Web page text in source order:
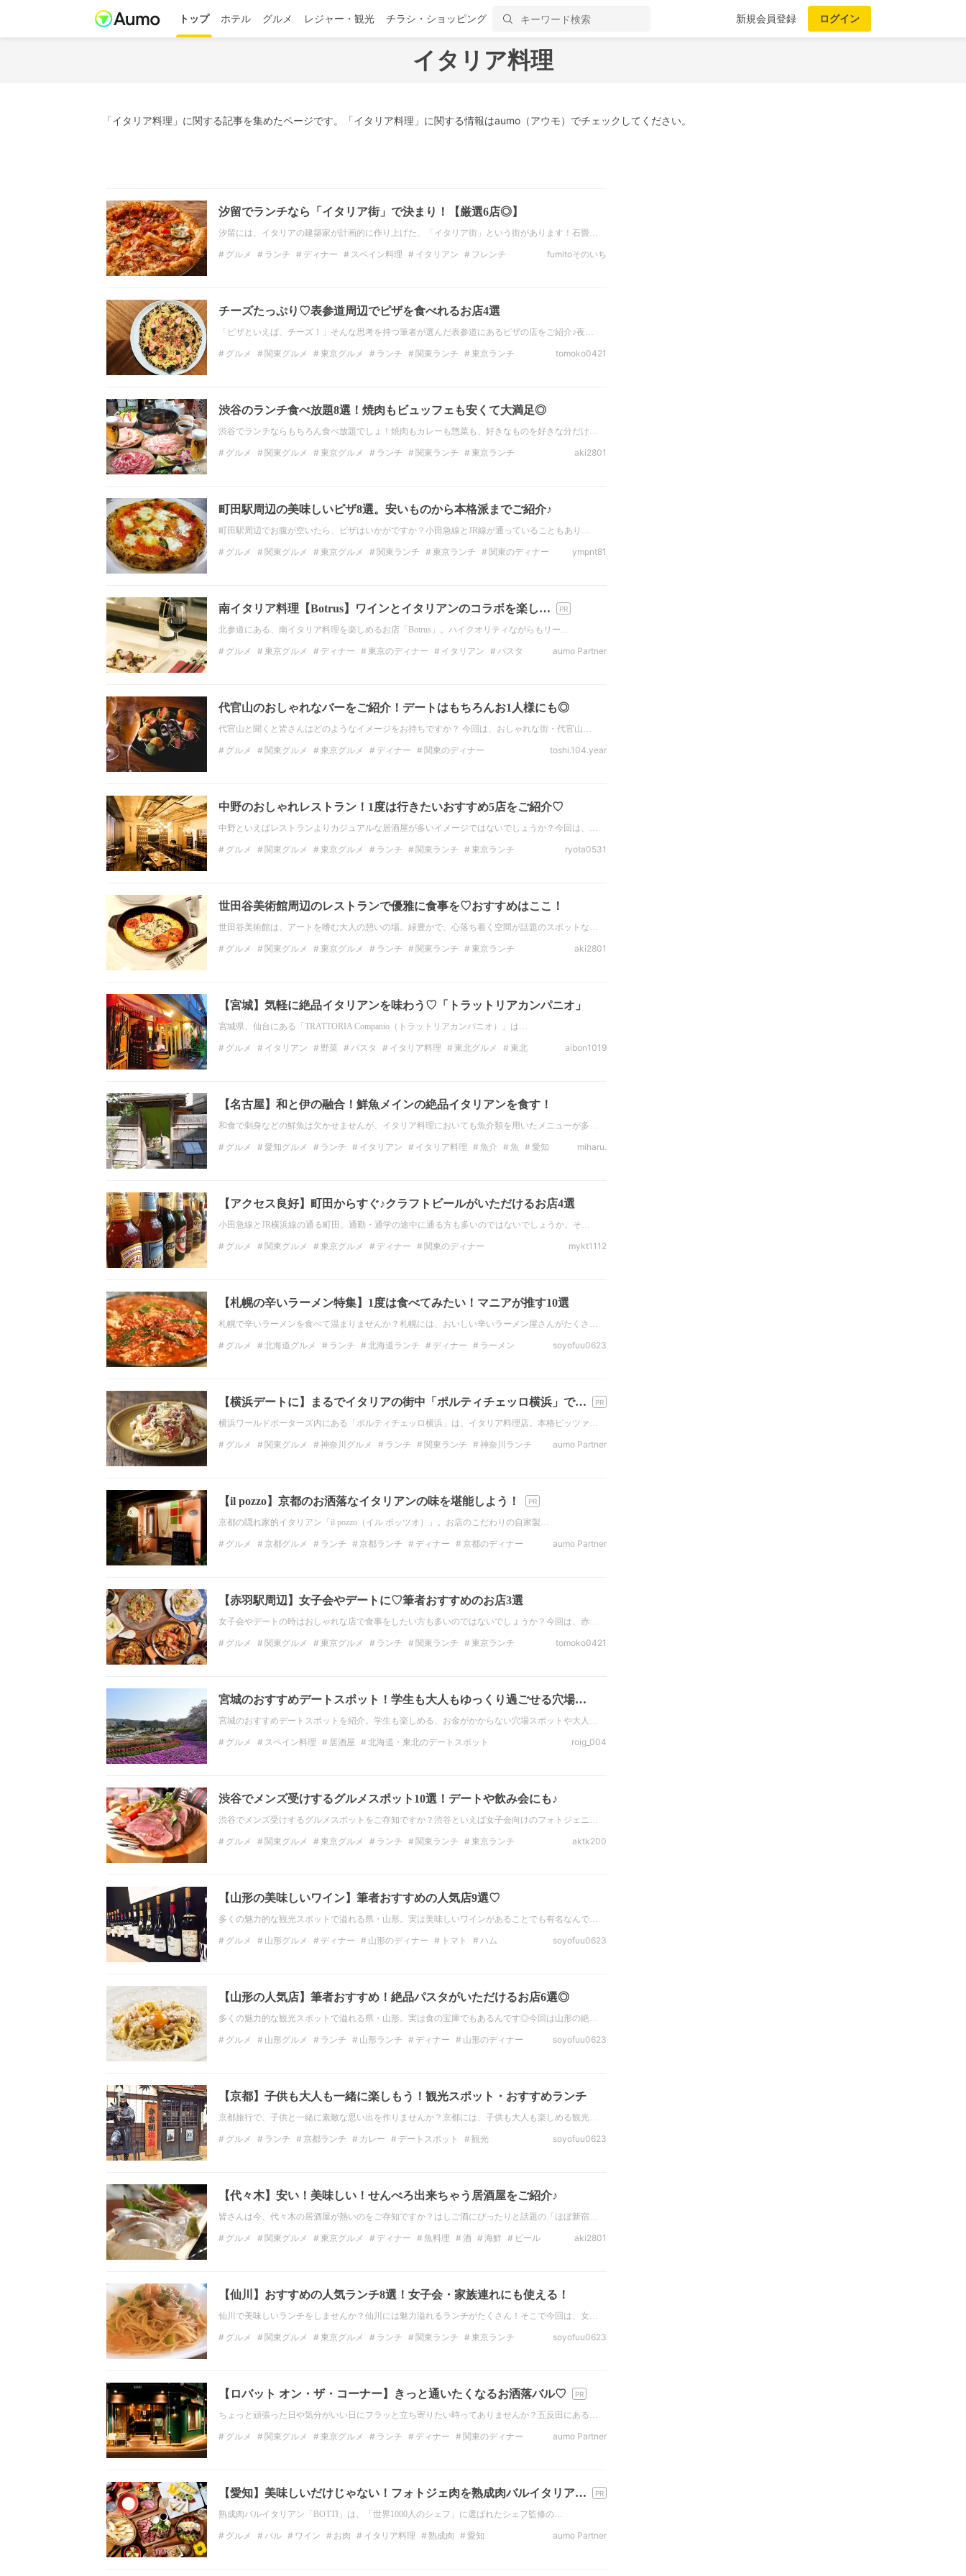
トップ ホテル グルメ レジャー・観光 チラシ・ショッピング 新規会員登録 ログイン
イタリア料理
「イタリア料理」に関する記事を集めたページです。「イタリア料理」に関する情報はaumo（アウモ）でチェックしてください。
汐留でランチなら「イタリア街」で決まり！【厳選6店◎】
汐留には、イタリアの建築家が計画的に作り上げた、「イタリア街」という街があります！石畳…
グルメ ランチ ディナー スペイン料理 イタリアン
フレンチ
fumitoそのいち
チーズたっぷり♡表参道周辺でピザを食べれるお店4選
「ピザといえば、チーズ！」そんな思考を持つ筆者が選んだ表参道にあるピザの店をご紹介♪夜…
グルメ 関東グルメ 東京グルメ ランチ 関東ランチ
東京ランチ
tomoko0421
渋谷のランチ食べ放題8選！焼肉もビュッフェも安くて大満足◎
渋谷でランチならもちろん食べ放題でしょ！焼肉もカレーも惣菜も、好きなものを好きな分だけ…
グルメ 関東グルメ 東京グルメ ランチ 関東ランチ
東京ランチ
aki2801
町田駅周辺の美味しいピザ8選。安いものから本格派までご紹介♪
町田駅周辺でお腹が空いたら、ピザはいかがですか？小田急線とJR線が通っていることもあり…
グルメ 関東グルメ 東京グルメ 関東ランチ 東京ランチ
関東のディナー
ympnt81
南イタリア料理【Botrus】ワインとイタリアンのコラボを楽し…
北参道にある、南イタリア料理を楽しめるお店「Botrus」。ハイクオリティながらもリー…
グルメ 東京グルメ ディナー 東京のディナー イタリアン
パスタ
aumo Partner
代官山のおしゃれなバーをご紹介！デートはもちろんお1人様にも◎
代官山と聞くと皆さんはどのようなイメージをお持ちですか？ 今回は、おしゃれな街・代官山…
グルメ 関東グルメ 東京グルメ ディナー
関東のディナー
toshi.104.year
中野のおしゃれレストラン！1度は行きたいおすすめ5店をご紹介♡
中野といえばレストランよりカジュアルな居酒屋が多いイメージではないでしょうか？今回は、…
グルメ 関東グルメ 東京グルメ ランチ 関東ランチ
東京ランチ
ryota0531
世田谷美術館周辺のレストランで優雅に食事を♡おすすめはここ！
世田谷美術館は、アートを嗜む大人の憩いの場。緑豊かで、心落ち着く空間が話題のスポットな…
グルメ 関東グルメ 東京グルメ ランチ 関東ランチ
東京ランチ
aki2801
【宮城】気軽に絶品イタリアンを味わう♡「トラットリアカンパニオ」
宮城県、仙台にある「TRATTORIA Companio（トラットリアカンパニオ）」は…
グルメ イタリアン 野菜 パスタ イタリア料理 東北グルメ
東北
aibon1019
【名古屋】和と伊の融合！鮮魚メインの絶品イタリアンを食す！
和食で刺身などの鮮魚は欠かせませんが、イタリア料理においても魚介類を用いたメニューが多…
グルメ 愛知グルメ ランチ イタリアン イタリア料理 魚介 魚
愛知
miharu.
【アクセス良好】町田からすぐ♪クラフトビールがいただけるお店4選
小田急線とJR横浜線の通る町田。通勤・通学の途中に通る方も多いのではないでしょうか。そ…
グルメ 関東グルメ 東京グルメ ディナー
関東のディナー
mykt1112
【札幌の辛いラーメン特集】1度は食べてみたい！マニアが推す10選
札幌で辛いラーメンを食べて温まりませんか？札幌には、おいしい辛いラーメン屋さんがたくさ…
グルメ 北海道グルメ ランチ 北海道ランチ ディナー
ラーメン
soyofuu0623
【横浜デートに】まるでイタリアの街中「ポルティチェッロ横浜」で…
横浜ワールドポーターズ内にある「ポルティチェッロ横浜」は、イタリア料理店。本格ピッツァ…
グルメ 関東グルメ 神奈川グルメ ランチ 関東ランチ
神奈川ランチ
aumo Partner
【il pozzo】京都のお洒落なイタリアンの味を堪能しよう！
京都の隠れ家的イタリアン「il pozzo（イル ポッツオ）」。お店のこだわりの自家製…
グルメ 京都グルメ ランチ 京都ランチ ディナー
京都のディナー
aumo Partner
【赤羽駅周辺】女子会やデートに♡筆者おすすめのお店3選
女子会やデートの時はおしゃれな店で食事をしたい方も多いのではないでしょうか？今回は、赤…
グルメ 関東グルメ 東京グルメ ランチ 関東ランチ
東京ランチ
tomoko0421
宮城のおすすめデートスポット！学生も大人もゆっくり過ごせる穴場…
宮城のおすすめデートスポットを紹介。学生も楽しめる、お金がかからない穴場スポットや大人…
グルメ スペイン料理 居酒屋
北海道・東北のデートスポット
roig_004
渋谷でメンズ受けするグルメスポット10選！デートや飲み会にも♪
渋谷でメンズ受けするグルメスポットをご存知ですか？渋谷といえば女子会向けのフォトジェニ…
グルメ 関東グルメ 東京グルメ ランチ 関東ランチ
東京ランチ
aktk200
【山形の美味しいワイン】筆者おすすめの人気店9選♡
多くの魅力的な観光スポットで溢れる県・山形。実は美味しいワインがあることでも有名なんで…
グルメ 山形グルメ ディナー 山形のディナー トマト
ハム
soyofuu0623
【山形の人気店】筆者おすすめ！絶品パスタがいただけるお店6選◎
多くの魅力的な観光スポットで溢れる県・山形。実は食の宝庫でもあるんです◎今回は山形の絶…
グルメ 山形グルメ ランチ 山形ランチ ディナー
山形のディナー
soyofuu0623
【京都】子供も大人も一緒に楽しもう！観光スポット・おすすめランチ
京都旅行で、子供と一緒に素敵な思い出を作りませんか？京都には、子供も大人も楽しめる観光…
グルメ ランチ 京都ランチ カレー デートスポット
観光
soyofuu0623
【代々木】安い！美味しい！せんべろ出来ちゃう居酒屋をご紹介♪
皆さんは今、代々木の居酒屋が熱いのをご存知ですか？はしご酒にぴったりと話題の「ほぼ新宿…
グルメ 関東グルメ 東京グルメ ディナー 魚料理 酒 海鮮
ビール
aki2801
【仙川】おすすめの人気ランチ8選！女子会・家族連れにも使える！
仙川で美味しいランチをしませんか？仙川には魅力溢れるランチがたくさん！そこで今回は、女…
グルメ 関東グルメ 東京グルメ ランチ 関東ランチ
東京ランチ
soyofuu0623
【ロバット オン・ザ・コーナー】きっと通いたくなるお洒落バル♡
ちょっと頑張った日や気分がいい日にフラッと立ち寄りたい時ってありませんか？五反田にある…
グルメ 関東グルメ 東京グルメ ランチ ディナー
関東のディナー
aumo Partner
【愛知】美味しいだけじゃない！フォトジェ肉を熟成肉バルイタリア…
熟成肉バルイタリアン「BOTTI」は、「世界1000人のシェフ」に選ばれたシェフ監修の…
グルメ バル ワイン お肉 イタリア料理 熟成肉
愛知
aumo Partner